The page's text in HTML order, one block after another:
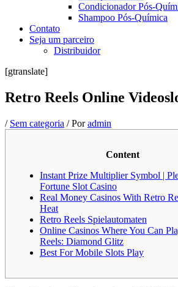
Condicionador Pós-
Shampoo Pós-Química
Contato
Seja um parceiro
Distribuidor
[gtranslate]
Retro Reels Online
/ Sem categoria / Poradmin
Content
Instant Prize Multiplier Symbol |
Fortune Slot Casino
Real Money Casinos With Retro
Heat
Retro Reels Spielautomaten
Online Casinos Where You Can
Reels: Diamond Glitz
Best For Mobile Slots Play